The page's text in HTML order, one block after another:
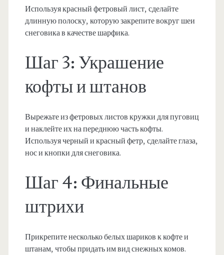
Используя красный фетровый лист, сделайте
длинную полоску, которую закрепите вокруг шеи
снеговика в качестве шарфика.
Шаг 3: Украшение
кофты и штанов
Вырежьте из фетровых листов кружки для пуговиц
и наклейте их на переднюю часть кофты.
Используя черный и красный фетр, сделайте глаза,
нос и кнопки для снеговика.
Шаг 4: Финальные
штрихи
Прикрепите несколько белых шариков к кофте и
штанам, чтобы придать им вид снежных комов.